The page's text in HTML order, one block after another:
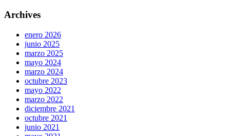
Archives
enero 2026
junio 2025
marzo 2025
mayo 2024
marzo 2024
octubre 2023
mayo 2022
marzo 2022
diciembre 2021
octubre 2021
junio 2021